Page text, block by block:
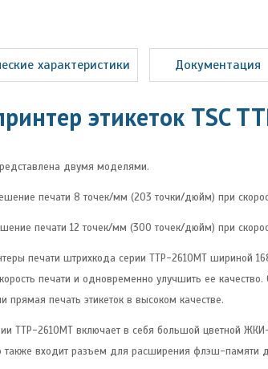
характеристики Документация
этикеток TSC
двумя моделями.
печати 8 точек/мм (203 точки/дюйм) при
печати 12 точек/мм (300 точек/дюйм) при
печати штрихкода серии TTP-2610MT
печати и одновременно улучшить ее
печать этикеток в высоком качестве.
TTP-2610MT включает в себя большой цветной
также входит разъем для расширения флэш-памяти